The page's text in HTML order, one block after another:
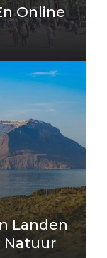
Online
Landen
Natuur